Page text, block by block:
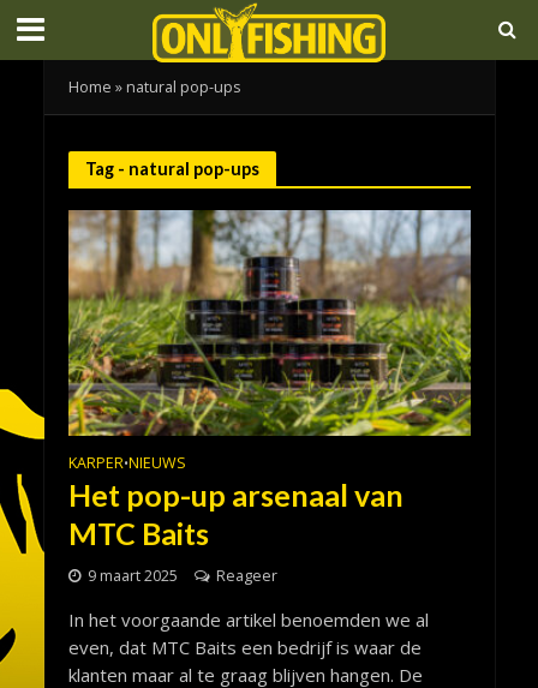
Home » natural pop-ups
Tag - natural pop-ups
KARPER•NIEUWS
Het pop-up arsenaal van
MTC Baits
9 maart 2025 Reageer
In het voorgaande artikel benoemden we al
even, dat MTC Baits een bedrijf is waar de
klanten maar al te graag blijven hangen. De